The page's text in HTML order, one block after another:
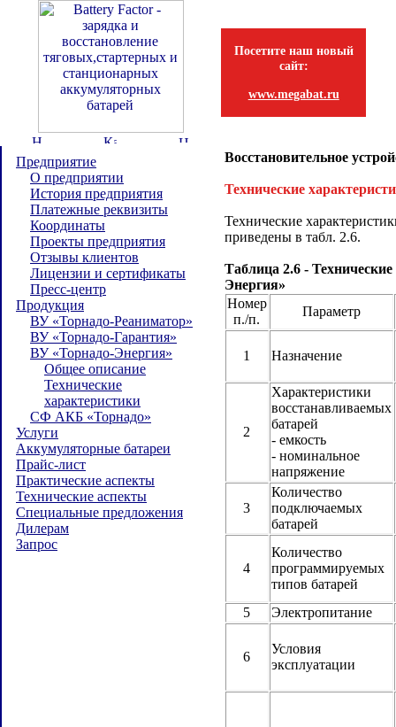
Посетите наш новый
сайт:
www.megabat.ru
Предприятие
О предприятии
История предприятия
Платежные реквизиты
Координаты
Проекты предприятия
Отзывы клиентов
Лицензии и сертификаты
Пресс-центр
Продукция
ВУ «Торнадо-Реаниматор»
ВУ «Торнадо-Гарантия»
ВУ «Торнадо-Энергия»
Общее описание
Технические
характеристики
СФ АКБ «Торнадо»
Услуги
Аккумуляторные батареи
Прайс-лист
Практические аспекты
Технические аспекты
Специальные предложения
Дилерам
Запрос
Восстановительное
Технические
Технические
приведены в табл. 2.6.
Таблица 2.6 -
Энергия»
Номер
п./п.
Параметр
1 Назначение
2
Характеристики
восстанавливаемых
батарей
- емкость
- номинальное
напряжение
3
Количество
подключаемых
батарей
4
Количество
программируемых
типов батарей
5
Электропитание
6
Условия
эксплуатации